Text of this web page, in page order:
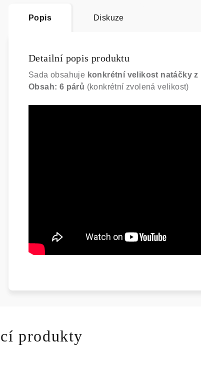
Popis Diskuze
Detailní popis produktu
Sada obsahuje konkrétní velikost natáčky
Obsah: 6 párů (konkrétní zvolená velikost)
produkty